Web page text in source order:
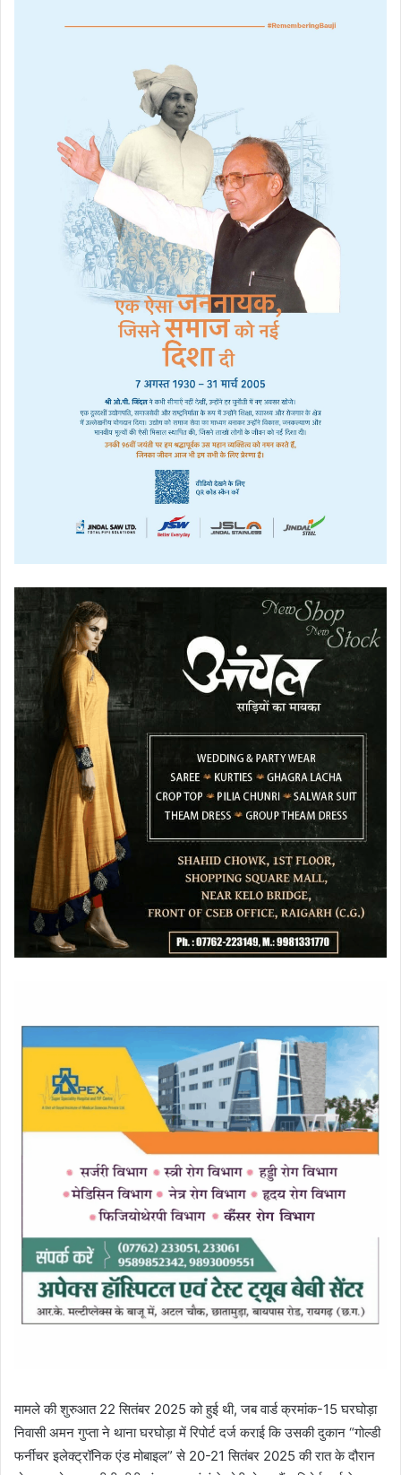
मामले की शुरुआत 22 सितंबर 2025 को हुई थी, जब वार्ड क्रमांक-15 घरघोड़ा
निवासी अमन गुप्ता ने थाना घरघोड़ा में रिपोर्ट दर्ज कराई कि उसकी दुकान “गोल्डी
फर्नीचर इलेक्ट्रॉनिक एंड मोबाइल” से 20-21 सितंबर 2025 की रात के दौरान